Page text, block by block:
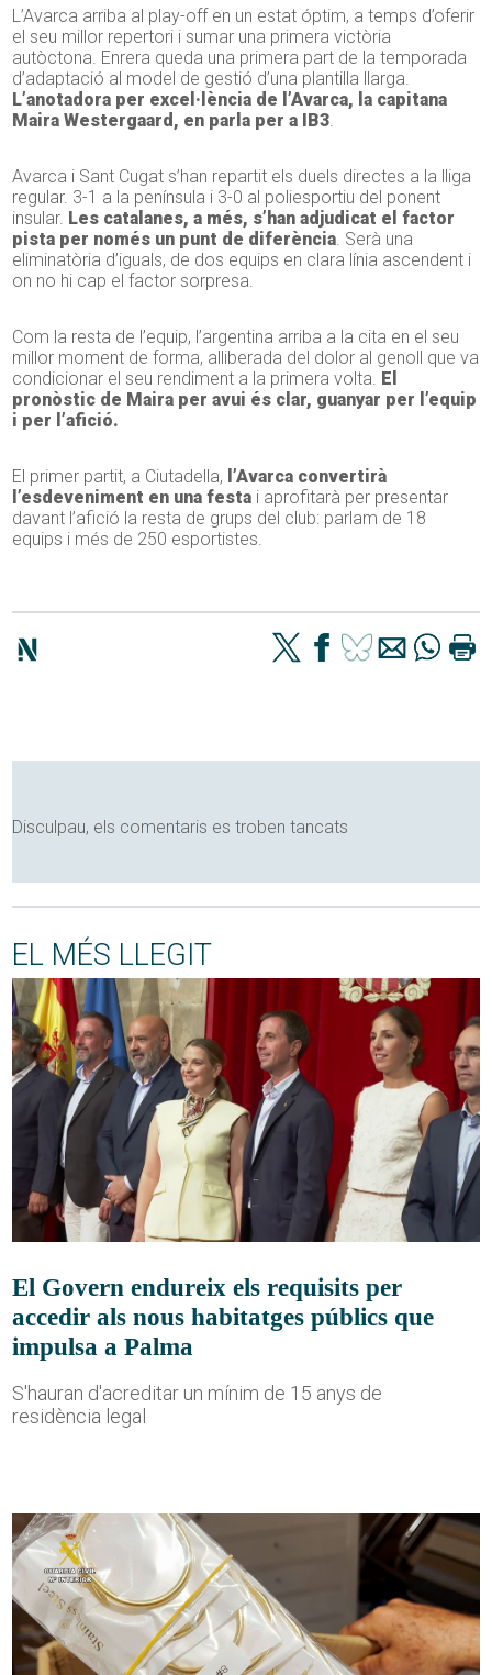
L’Avarca arriba al play-off en un estat óptim, a temps d’oferir
el seu millor repertori i sumar una primera victòria
autòctona. Enrera queda una primera part de la temporada
d’adaptació al model de gestió d’una plantilla llarga.
L’anotadora per excel·lència de l’Avarca, la capitana
Maira Westergaard, en parla per a IB3.
Avarca i Sant Cugat s’han repartit els duels directes a la lliga
regular. 3-1 a la península i 3-0 al poliesportiu del ponent
insular. Les catalanes, a més, s’han adjudicat el factor
pista per només un punt de diferència. Serà una
eliminatòria d’iguals, de dos equips en clara línia ascendent i
on no hi cap el factor sorpresa.
Com la resta de l’equip, l’argentina arriba a la cita en el seu
millor moment de forma, alliberada del dolor al genoll que va
condicionar el seu rendiment a la primera volta. El
pronòstic de Maira per avui és clar, guanyar per l’equip
i per l’afició.
El primer partit, a Ciutadella, l’Avarca convertirà
l’esdeveniment en una festa i aprofitarà per presentar
davant l’afició la resta de grups del club: parlam de 18
equips i més de 250 esportistes.
Disculpau, els comentaris es troben tancats
EL MÉS LLEGIT
El Govern endureix els requisits per
accedir als nous habitatges públics que
impulsa a Palma
S'hauran d'acreditar un mínim de 15 anys de
residència legal